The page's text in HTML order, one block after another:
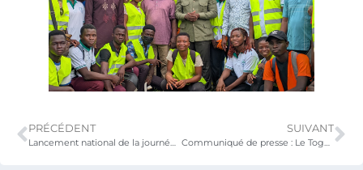
PRÉCÉDENT
Lancement national de la journée de l’arbre sur le site de l’université de Lomé
SUIVANT
Communiqué de presse : Le Togo lance un ambitieux programme national de formation en Programmation, Intelligence Artificielle et Anglais